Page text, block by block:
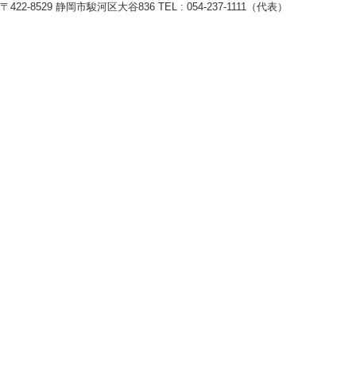
〒422-8529 静岡市駿河区大谷836 TEL : 054-237-1111（代表）